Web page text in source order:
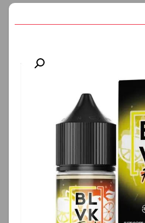
برای فعال شدن سبد خرید و
نمایش قیمت ، گزینه های
محصول را از کادر بالا انتخاب
کنید.
آخرین بروزرسانی
قیمت: 20 ساعت پیش